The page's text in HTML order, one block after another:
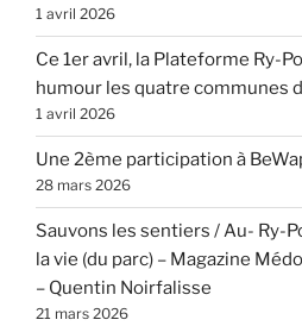
1 avril 2026
Ce 1er avril, la Plateforme Ry-
humour les quatre communes
1 avril 2026
Une 2ème participation à
28 mars 2026
Sauvons les sentiers / Au- Ry-
la vie (du parc) – Magazine
– Quentin Noirfalisse
21 mars 2026